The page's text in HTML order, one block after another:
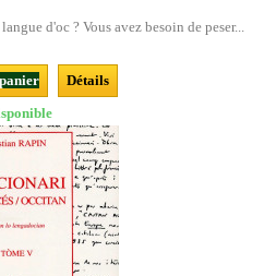
d'oc ? Vous avez besoin de peser...
Détails